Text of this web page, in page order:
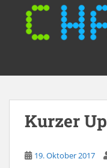
o
Kurzer
19. Oktober 2017